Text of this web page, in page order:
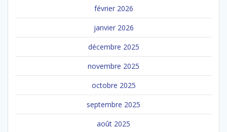
février 2026
janvier 2026
décembre 2025
novembre 2025
octobre 2025
septembre 2025
août 2025